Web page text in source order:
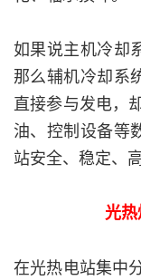
如果说主机冷却
那么辅机冷却系
直接参与发电，
油、控制设备等
站安全、稳定、
光
在光热电站集中